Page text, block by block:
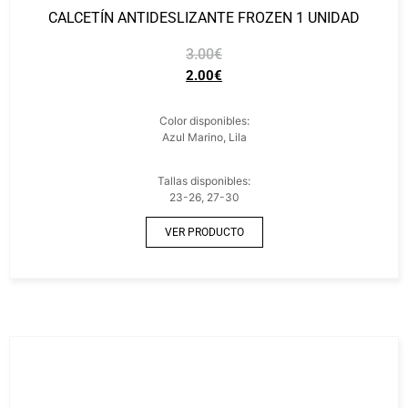
CALCETÍN ANTIDESLIZANTE FROZEN 1 UNIDAD
3.00€
2.00€
Color disponibles:
Azul Marino, Lila
Tallas disponibles:
23-26, 27-30
VER PRODUCTO